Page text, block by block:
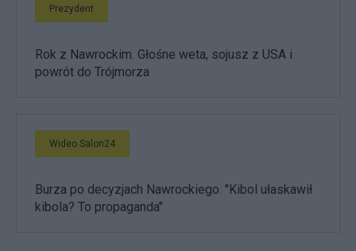
Prezydent
Rok z Nawrockim. Głośne weta, sojusz z USA i
powrót do Trójmorza
Wideo Salon24
Burza po decyzjach Nawrockiego. "Kibol ułaskawił
kibola? To propaganda"